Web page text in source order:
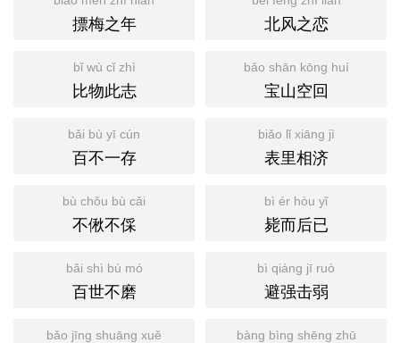
摽梅之年 北风之恋
bǐ wù cǐ zhì
比物此志
bǎo shān kōng huí
宝山空回
bǎi bù yī cún
百不一存
biǎo lǐ xiāng jì
表里相济
bù chǒu bù cǎi
不偢不倸
bì ér hòu yǐ
毙而后已
bǎi shì bù mó
百世不磨
bì qiáng jī ruò
避强击弱
bǎo jīng shuāng xuě bàng bìng shēng zhū